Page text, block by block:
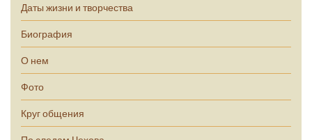
Даты жизни и творчества
Биография
О нем
Фото
Круг общения